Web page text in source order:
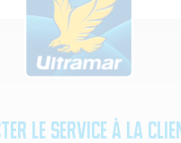
le service à la